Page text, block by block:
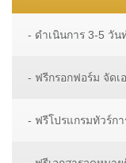
- ดำเนินการ 3-5 วั
- ฟรีกรอกฟอร์ม จัด
- ฟรีโปรแกรมทัวร์ก